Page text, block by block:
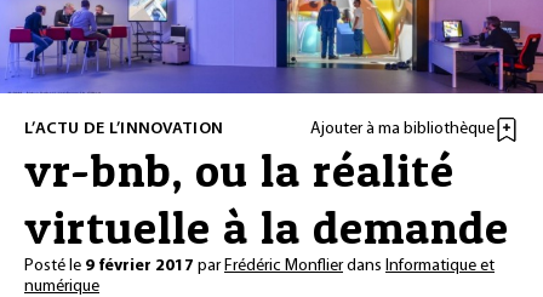
L’ACTU DE L’INNOVATION Ajouter à ma bibliothèque
vr-bnb, ou la réalité
virtuelle à la demande
Posté le 9 février 2017 par Frédéric Monflierdans Informatique et
numérique